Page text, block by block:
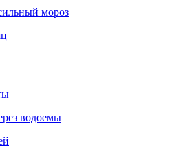
мороз
водоемы